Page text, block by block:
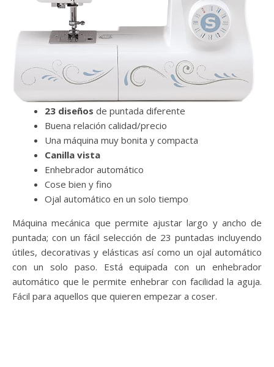
23 diseños de puntada diferente
Buena relación calidad/precio
Una máquina muy bonita y compacta
Canilla vista
Enhebrador automático
Cose bien y fino
Ojal automático en un solo tiempo
Máquina mecánica que permite ajustar largo y ancho de
puntada; con un fácil selección de 23 puntadas incluyendo
útiles, decorativas y elásticas así como un ojal automático
con un solo paso. Está equipada con un enhebrador
automático que le permite enhebrar con facilidad la aguja.
Fácil para aquellos que quieren empezar a coser.